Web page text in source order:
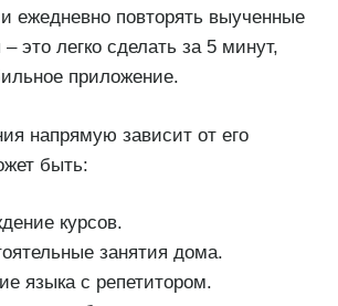
ежедневно повторять выученные
это легко сделать за 5 минут,
приложение.
напрямую зависит от его
быть:
курсов.
занятия дома.
языка с репетитором.